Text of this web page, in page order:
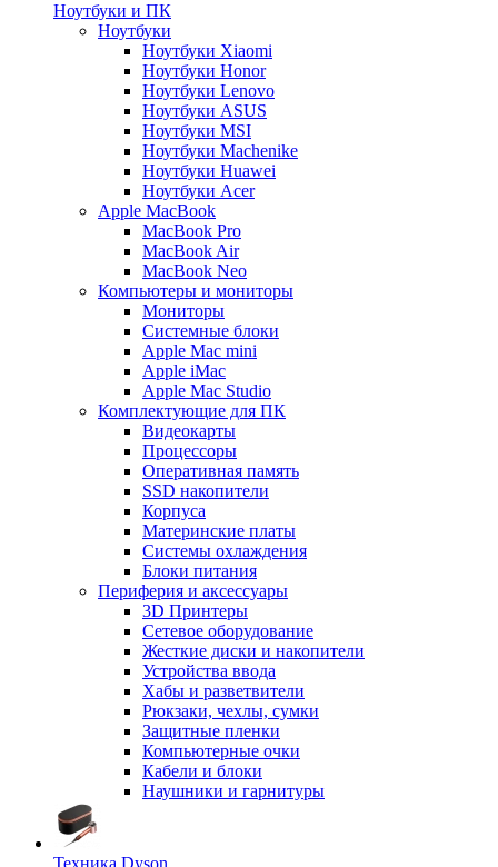
Ноутбуки и ПК
Ноутбуки
Ноутбуки Xiaomi
Ноутбуки Honor
Ноутбуки Lenovo
Ноутбуки ASUS
Ноутбуки MSI
Ноутбуки Machenike
Ноутбуки Huawei
Ноутбуки Acer
Apple MacBook
MacBook Pro
MacBook Air
MacBook Neo
Компьютеры и мониторы
Мониторы
Системные блоки
Apple Mac mini
Apple iMac
Apple Mac Studio
Комплектующие для ПК
Видеокарты
Процессоры
Оперативная память
SSD накопители
Корпуса
Материнские платы
Системы охлаждения
Блоки питания
Периферия и аксессуары
3D Принтеры
Сетевое оборудование
Жесткие диски и накопители
Устройства ввода
Хабы и разветвители
Рюкзаки, чехлы, сумки
Защитные пленки
Компьютерные очки
Кабели и блоки
Наушники и гарнитуры
Техника Dyson